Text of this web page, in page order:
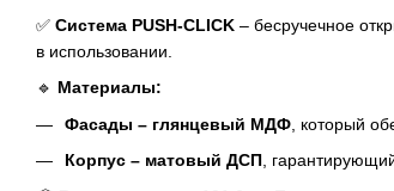
✅ Система PUSH-CLICK – бесручечное
в использовании.
🔹 Материалы:
Фасады – глянцевый МДФ , который
Корпус – матовый ДСП,